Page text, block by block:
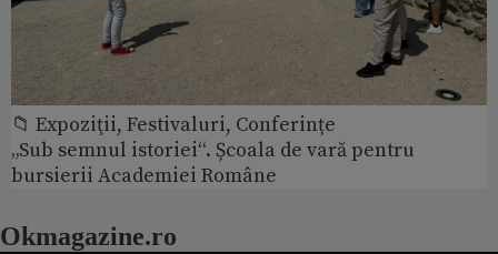
📁 Expoziţii, Festivaluri, Conferințe
„Sub semnul istoriei“. Școala de vară pentru
bursierii Academiei Române
Okmagazine.ro